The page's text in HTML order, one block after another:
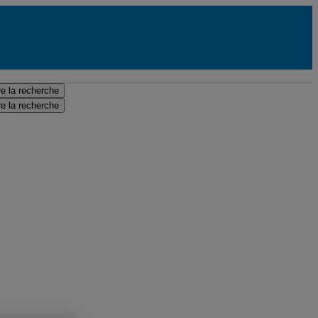
la recherche
la recherche